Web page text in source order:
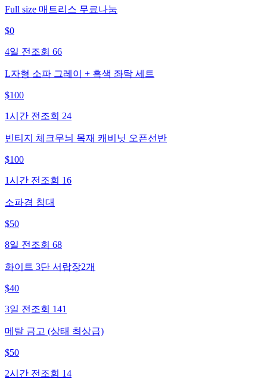
Full size 매트리스 무료나눔
$0
4일 전 조회 66
L자형 소파 그레이 + 흑색 좌탁 세트
$100
1시간 전 조회 24
빈티지 체크무늬 목재 캐비닛 오픈선반
$100
1시간 전 조회 16
소파겸 침대
$50
8일 전 조회 68
화이트 3단 서랍장2개
$40
3일 전 조회 141
메탈 금고 (상태 최상급)
$50
2시간 전 조회 14